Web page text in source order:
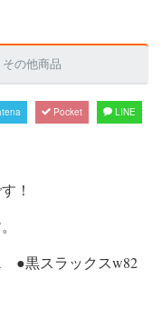
その他商品
Pocket LINE
！
●黒スラックスw82